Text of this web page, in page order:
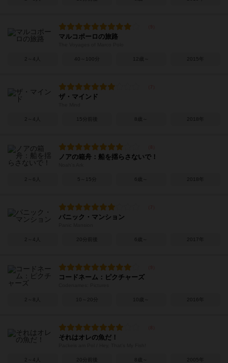
マルコポーロの旅路
2～4人 40～100分 12歳～ 2015年
ザ・マインド
2～4人 15分前後 8歳～ 2018年
ノアの箱舟：船を揺らさないで！
2～6人 5～15分 6歳～ 2018年
パニック・マンション
2～4人 20分前後 6歳～ 2017年
コードネーム：ピクチャーズ
2～8人 10～20分 10歳～ 2016年
それはオレの魚だ！
2～4人 20分前後 8歳～ 2005年